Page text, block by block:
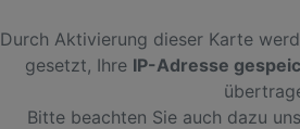
Durch Aktivierung dieser Karte
gesetzt, Ihre IP-Adresse
Bitte beachten Sie auch dazu